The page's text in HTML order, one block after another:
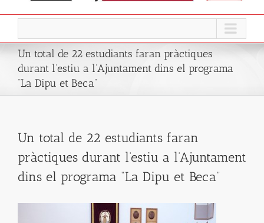
Un total de 22 estudiants faran pràctiques
durant l’estiu a l’Ajuntament dins el programa
“La Dipu et Beca”
Un total de 22 estudiants faran
pràctiques durant l’estiu a l’Ajuntament
dins el programa “La Dipu et Beca”